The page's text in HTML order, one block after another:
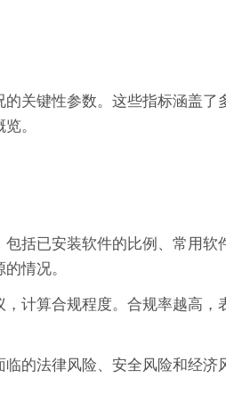
关键性参数。这些指标涵盖
。
括已安装软件的比例、常用
情况。
计算合规程度。合规率越高
的法律风险、安全风险和经